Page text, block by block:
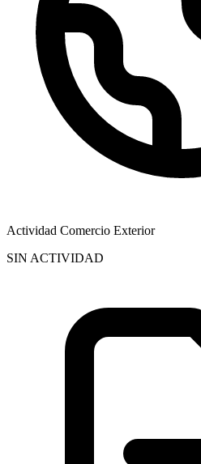
Actividad Comercio Exterior
SIN ACTIVIDAD